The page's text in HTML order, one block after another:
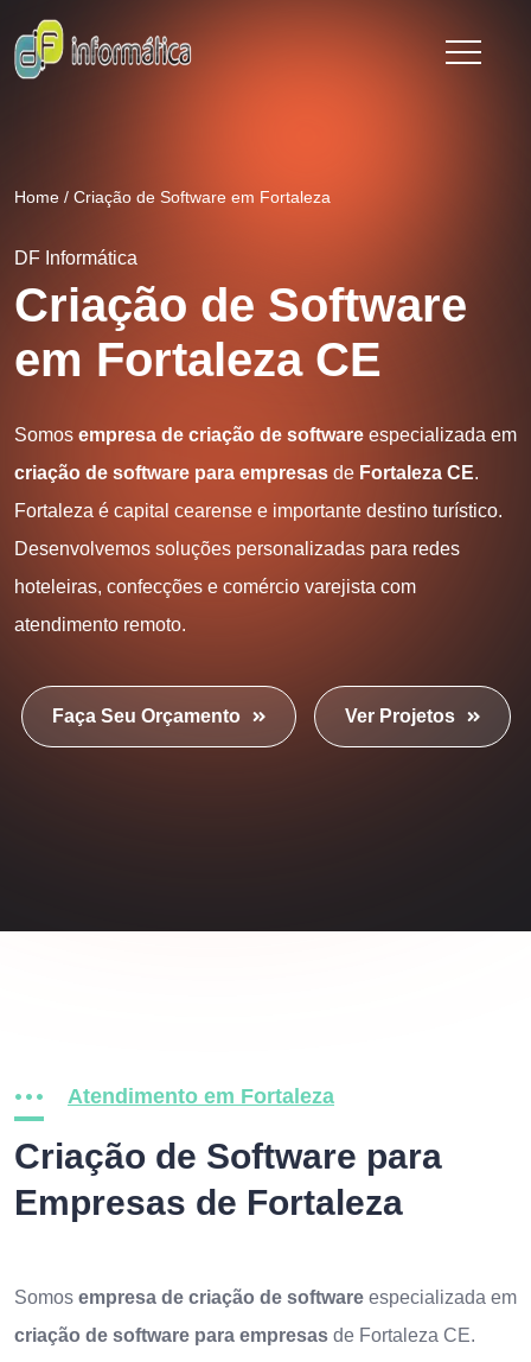
Home / Criação de Software em Fortaleza
DF Informática
Criação de Software
em Fortaleza CE
Somos empresa de criação de software especializada em
criação de software para empresas de Fortaleza CE.
Fortaleza é capital cearense e importante destino turístico.
Desenvolvemos soluções personalizadas para redes
hoteleiras, confecções e comércio varejista com
atendimento remoto.
Faça Seu Orçamento Ver Projetos
Atendimento em Fortaleza
Criação de Software para
Empresas de Fortaleza
Somos empresa de criação de software especializada em
criação de software para empresas de Fortaleza CE.